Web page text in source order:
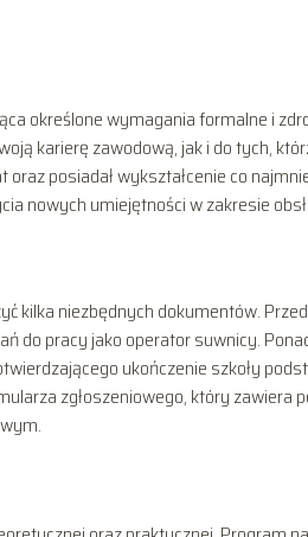
określone wymagania formalne i
karierę zawodową, jak i do tych,
posiadał wykształcenie co
nowych umiejętności w zakresie
kilka niezbędnych dokumentów.
do pracy jako operator suwnicy.
ukończenie szkoły
zgłoszeniowego, który zawiera